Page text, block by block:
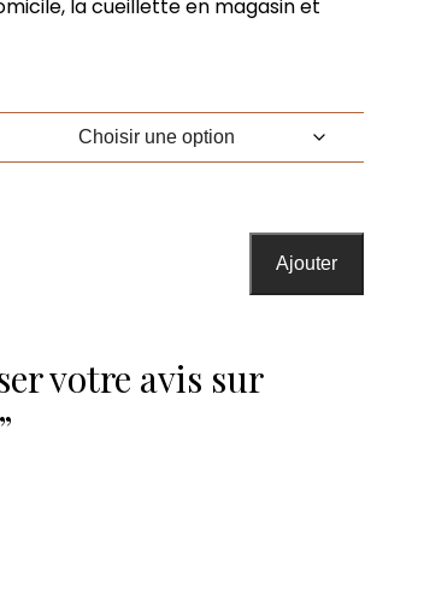
la cueillette en magasin et
Ajouter
votre avis sur